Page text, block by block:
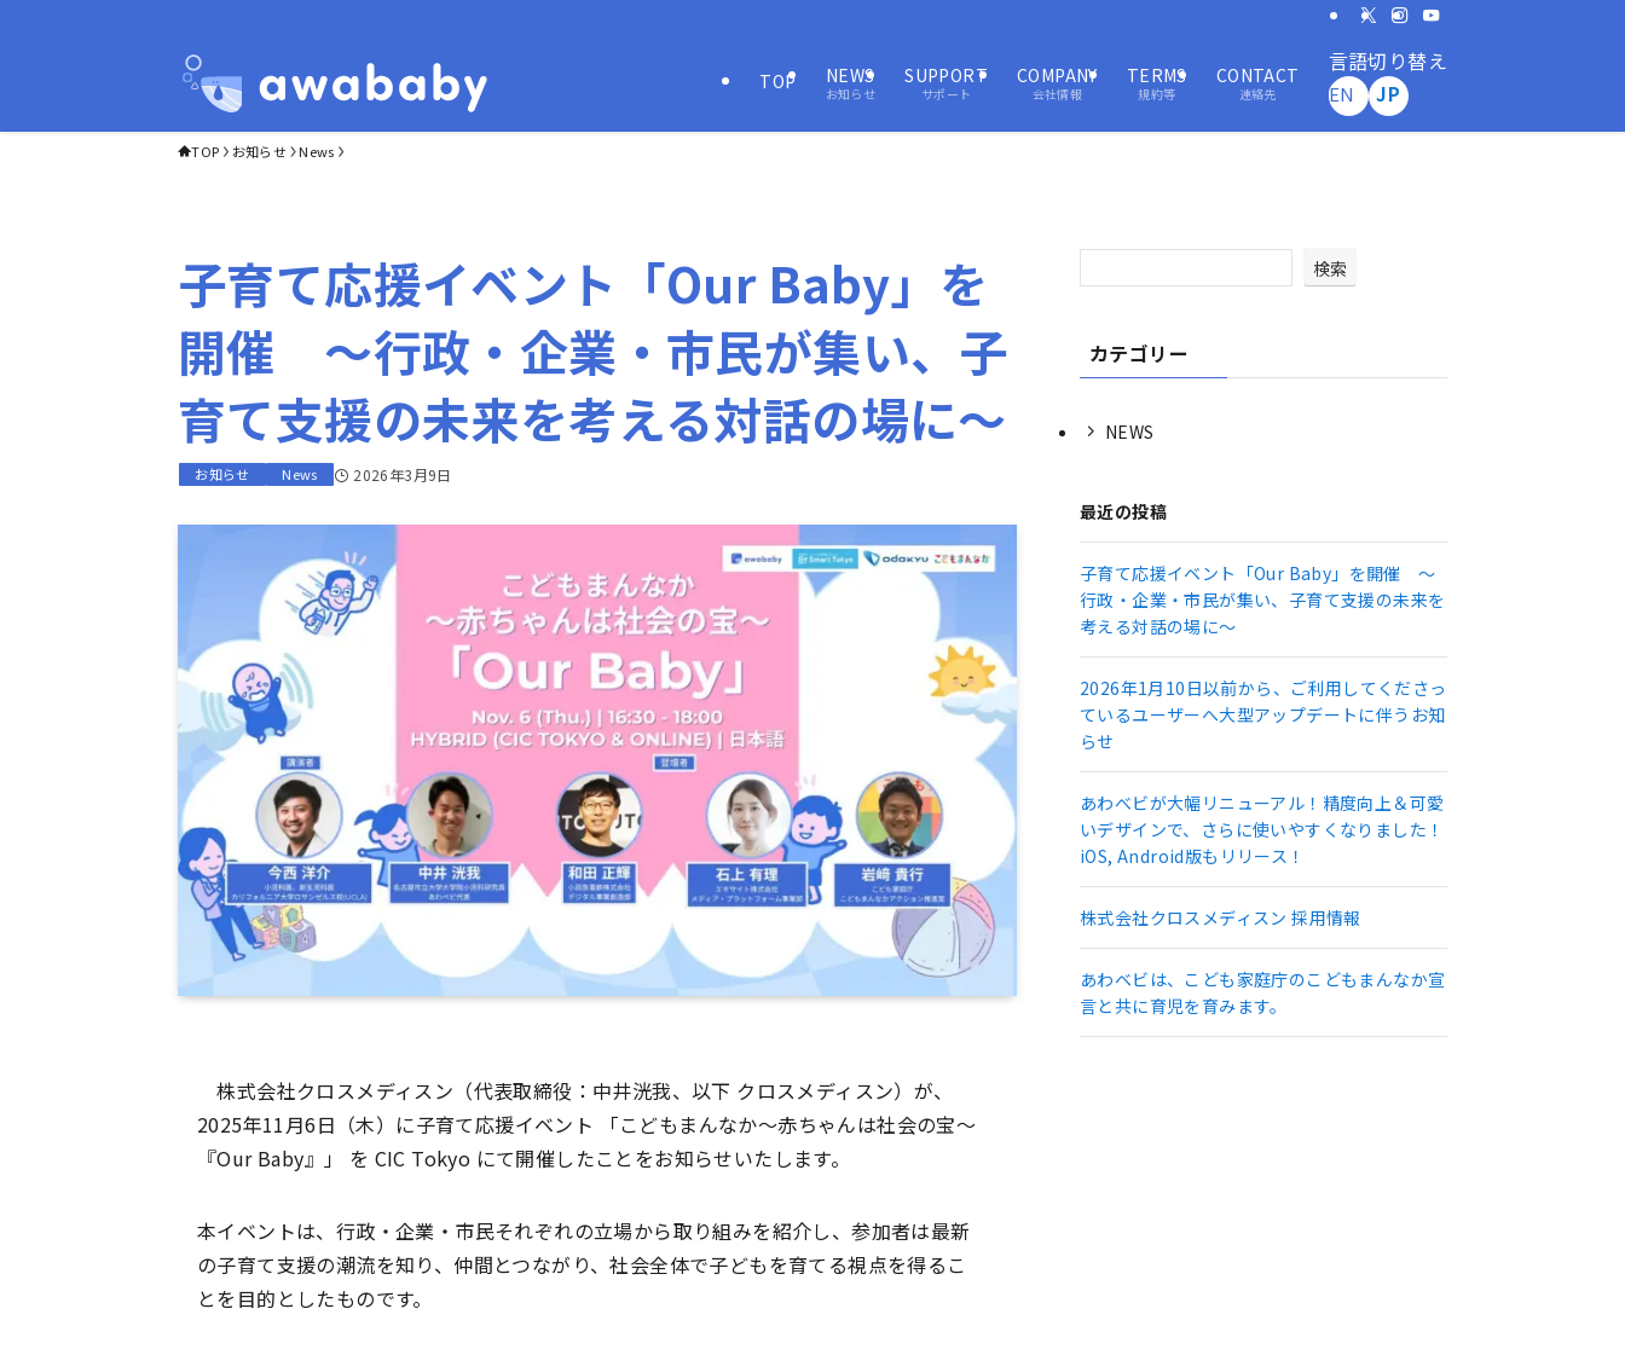
TOP NEWS
お知らせ
SUPPORT
サポート
COMPANY
会社情報
TERMS
規約等
CONTACT
連絡先
言語切り替え
EN JP
TOP お知らせ News
子育て応援イベント「Our Baby」を
開催 ～行政・企業・市民が集い、子
育て支援の未来を考える対話の場に～
お知らせ News 2026年3月9日
株式会社クロスメディスン（代表取締役：中井洸我、以下 クロスメディスン）が、
2025年11月6日（木）に子育て応援イベント 「こどもまんなか〜赤ちゃんは社会の宝〜
『Our Baby』」 を CIC Tokyo にて開催したことをお知らせいたします。
本イベントは、行政・企業・市民それぞれの立場から取り組みを紹介し、参加者は最新
の子育て支援の潮流を知り、仲間とつながり、社会全体で子どもを育てる視点を得るこ
とを目的としたものです。
検索
カテゴリー
NEWS
最近の投稿
子育て応援イベント「Our Baby」を開催 ～
行政・企業・市民が集い、子育て支援の未来を
考える対話の場に～
2026年1月10日以前から、ご利用してくださっ
ているユーザーへ大型アップデートに伴うお知
らせ
あわべビが大幅リニューアル！精度向上＆可愛
いデザインで、さらに使いやすくなりました！
iOS, Android版もリリース！
株式会社クロスメディスン 採用情報
あわベビは、こども家庭庁のこどもまんなか宣
言と共に育児を育みます。